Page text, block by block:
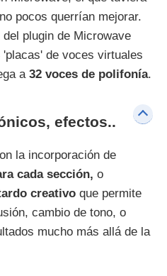
pocos querrían mejorar.
plugin de Microwave
de voces virtuales
a 32 voces de polifonía.
efectos..
la incorporación de
cada sección, o
creativo que permite
cambio de tono, o
mucho más allá de la